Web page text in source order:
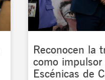
Reconocen la
como
Escénicas de